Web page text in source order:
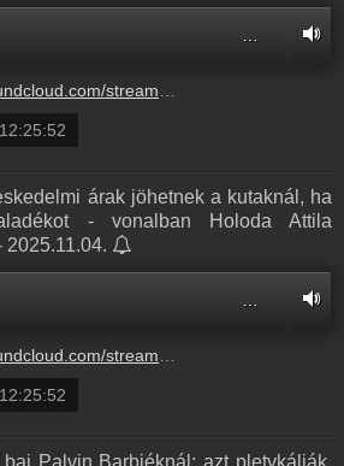
59fac651-8a41-4b45-bdee-4eaaa551d549.mp3
árak jöhetnek a kutaknál, ha
- vonalban Holoda Attila
2025.11.04.
arak-johetnek-a-kutaknal-ha-trump-nem-ad-haladekot-vonalban-holoda-attila-energetikai-szakerto-4.mp3
Palvin Barbiéknál: azt pletykálják,